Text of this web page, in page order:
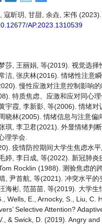
寇昕玥, 甘甜, 余垚, 宋伟
AP.2023.1310539
莎, 王丽娟, 等(2019). 视觉选择
洁, 张庆林(2016). 情绪性注意
慢性应激对注意控制影响
特质焦虑、应激和应对同心
宇霞, 李新影, 等(2006). 情绪
晓林(2005). 情绪信息与注意偏
琪, 李卫君(2021). 外显情绪判
理学会.
疫情防控期间大学生焦虑水
婷, 李日成, 等(2022). 新冠肺
Rocklin (1988). 测验焦虑的
, 尹首航, 等(2021). 冲突水平
海彬, 范苗苗, 等(2019). 大学生
Wells, E., Arnocky, S., Liu, C.
Selective Attention?
& Swick, D. (2019). Angry